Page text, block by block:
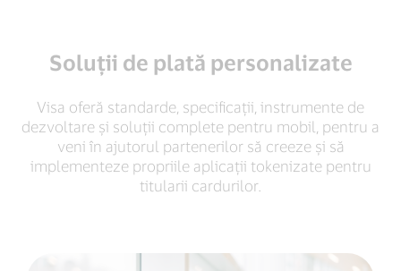
Soluții de plată personalizate
Visa oferă standarde, specificații, instrumente de
dezvoltare și soluții complete pentru mobil, pentru a
veni în ajutorul partenerilor să creeze și să
implementeze propriile aplicații tokenizate pentru
titularii cardurilor.